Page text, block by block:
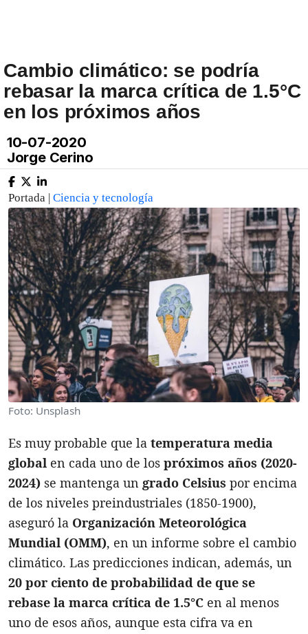
Cambio climático: se podría
rebasar la marca crítica de 1.5°C
en los próximos años
10-07-2020
Jorge Cerino
Portada | Ciencia y tecnología
Foto: Unsplash
Es muy probable que la temperatura media
global en cada uno de los próximos años (2020-
2024) se mantenga un grado Celsius por encima
de los niveles preindustriales (1850-1900),
aseguró la Organización Meteorológica
Mundial (OMM), en un informe sobre el cambio
climático. Las predicciones indican, además, un
20 por ciento de probabilidad de que se
rebase la marca crítica de 1.5°C en al menos
uno de esos años, aunque esta cifra va en